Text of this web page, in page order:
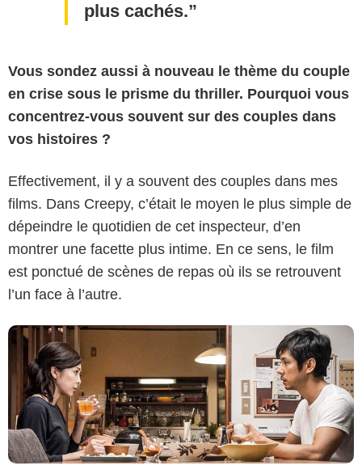
plus cachés.
Vous sondez aussi à nouveau le thème du couple
en crise sous le prisme du thriller. Pourquoi vous
concentrez-vous souvent sur des couples dans
vos histoires ?
Effectivement, il y a souvent des couples dans mes
films. Dans Creepy, c’était le moyen le plus simple de
dépeindre le quotidien de cet inspecteur, d’en
montrer une facette plus intime. En ce sens, le film
est ponctué de scènes de repas où ils se retrouvent
l’un face à l’autre.